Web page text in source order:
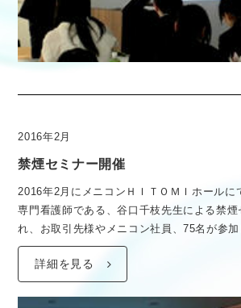
2016年2月
禁煙セミナー開催
2016年2月にメニコンＨＩＴＯＭＩホールに
専門看護師である、谷口千枝先生による禁煙
れ、お取引先様やメニコン社員、75名が参加
詳細を見る